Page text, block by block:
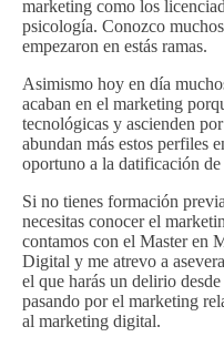
marketing como los
psicología. Conozco
empezaron en estás ramas.
Asimismo hoy en día
acaban en el marketing
tecnológicas y ascienden
abundan más estos perfiles
oportuno a la datificación
Si no tienes formación
necesitas conocer el
contamos con el Master en
Digital y me atrevo a
el que harás un delirio
pasando por el marketing
al marketing digital.